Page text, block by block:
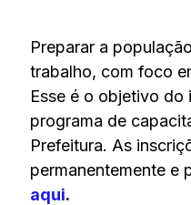
Preparar a
trabalho, com foco
Esse é o objetivo do
programa de
Prefeitura. As
permanentemente e
aqui.